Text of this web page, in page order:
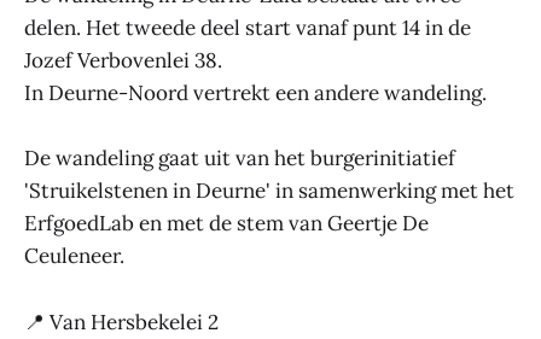
delen. Het tweede deel start vanaf punt 14 in de
Jozef Verbovenlei 38.
In Deurne-Noord vertrekt een andere wandeling.
De wandeling gaat uit van het burgerinitiatief
'Struikelstenen in Deurne' in samenwerking met het
ErfgoedLab en met de stem van Geertje De
Ceuleneer.
📍 Van Hersbekelei 2